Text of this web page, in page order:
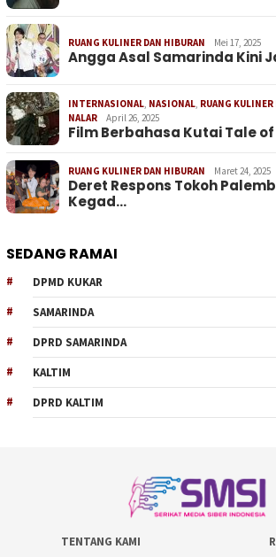
RUANG KULINER DAN HIBURAN Mei 17, 2025
Angga Asal Samarinda Kini
INTERNASIONAL, NASIONAL, RUANG
NALAR
April 26, 2025
Film Berbahasa Kutai Tale
RUANG KULINER DAN HIBURAN Maret 24, 2025
Deret Respons Tokoh
Kegad…
SEDANG RAMAI
DPMD KUKAR
SAMARINDA
DPRD SAMARINDA
KALTIM
DPRD KALTIM
TENTANG KAMI